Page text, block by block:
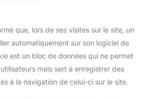
que, lors de ses visites sur le site, un
automatiquement sur son logiciel de
est un bloc de données qui ne permet
mais sert à enregistrer des
à la navigation de celui-ci sur le site.